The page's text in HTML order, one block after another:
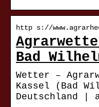
http s://
Bad
Wetter –
Kassel (Bad
Deutschland |